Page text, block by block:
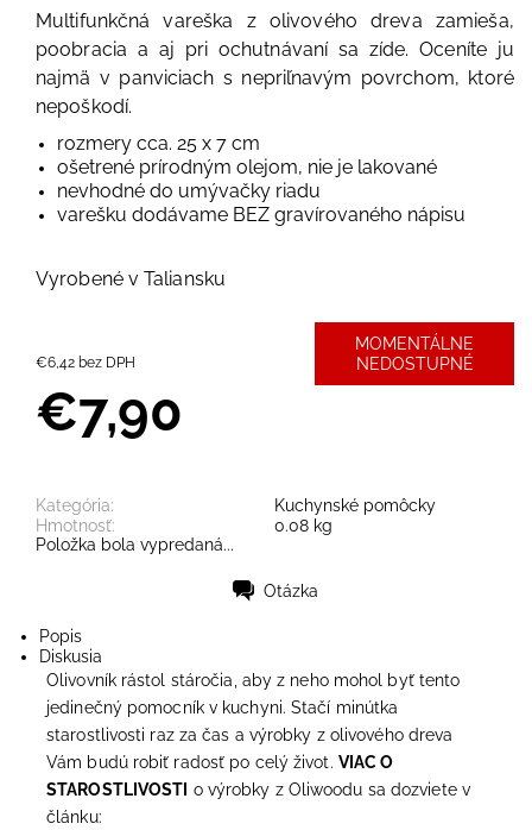
Multifunkčná vareška z olivového dreva zamieša,
poobracia a aj pri ochutnávaní sa zíde. Oceníte ju
najmä v panviciach s nepriľnavým povrchom, ktoré
nepoškodí.
rozmery cca. 25 x 7 cm
ošetrené prírodným olejom, nie je lakované
nevhodné do umývačky riadu
varešku dodávame BEZ gravírovaného nápisu
Vyrobené v Taliansku
€6,42 bez DPH
MOMENTÁLNE
NEDOSTUPNÉ
€7,90
Kategória:
Kuchynské pomôcky
Hmotnosť:
0.08 kg
Položka bola vypredaná...
Otázka
Popis
Diskusia
Olivovník rástol stáročia, aby z neho mohol byť tento
jedinečný pomocník v kuchyni. Stačí minútka
starostlivosti raz za čas a výrobky z olivového dreva
Vám budú robiť radosť po celý život. VIAC O
STAROSTLIVOSTI o výrobky z Oliwoodu sa dozviete v
článku: